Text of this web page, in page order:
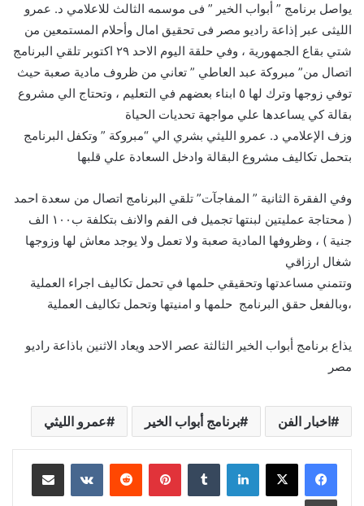
يواصل برنامج ” أبواب الخير ” فى موسمه الثالث للاعلامي د. عمرو
الليثى عبر إذاعة راديو مصر فى تحقيق امال وأحلام المستمعين من
شتي بقاع الجمهورية ، وفي حلقة اليوم الاحد ٢٩ اكتوبر تلقي البرنامج
اتصال من” مبروكة عبد العاطي ” تعاني من ظروف مادية صعبة حيث
توفي زوجها وترك لها ٥ ابناء بعضهم في التعليم ، وتحتاج الي مشروع
بقالة كي يساعدها علي مواجهة تحديات الحياة
وزف الإعلامي د. عمرو الليثي بشري الي “مبروكة ” وتكفل البرنامج
بتحمل تكاليف مشروع البقالة وادخل السعادة علي قلبها
وفي الفقرة الثانية ” المفاجآت” تلقي البرنامج اتصال من سعدة احمد
( محتاجة عمليتين لبنتها تجميل فى الفم والانف بتكلفة ب١٠٠ الف
جنية ) ، وظروفها المادية صعبة ولا تعمل ولا يوجد معاش لها وزوجها
شغال ارزاقي
وتتمني مساعدتها وتحقيقي حلمها في تحمل تكاليف اجراء العملية
،وبالفعل حقق البرنامج حلمها و امنيتها وتحمل تكاليف العملية
يذاع برنامج أبواب الخير الثالثة عصر الاحد ويعاد الاثنين باذاعة راديو
مصر
اخبار الفن برنامج أبواب الخير عمرو الليثي
لينكدإن بينتيريست مشاركة عبر البريد
طباعة